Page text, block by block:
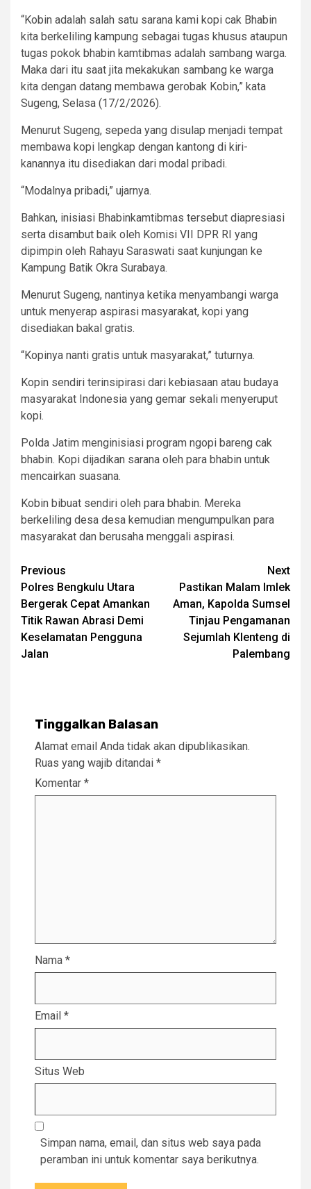
“Kobin adalah salah satu sarana kami kopi cak Bhabin
kita berkeliling kampung sebagai tugas khusus ataupun
tugas pokok bhabin kamtibmas adalah sambang warga.
Maka dari itu saat jita mekakukan sambang ke warga
kita dengan datang membawa gerobak Kobin,” kata
Sugeng, Selasa (17/2/2026).
Menurut Sugeng, sepeda yang disulap menjadi tempat
membawa kopi lengkap dengan kantong di kiri-
kanannya itu disediakan dari modal pribadi.
“Modalnya pribadi,” ujarnya.
Bahkan, inisiasi Bhabinkamtibmas tersebut diapresiasi
serta disambut baik oleh Komisi VII DPR RI yang
dipimpin oleh Rahayu Saraswati saat kunjungan ke
Kampung Batik Okra Surabaya.
Menurut Sugeng, nantinya ketika menyambangi warga
untuk menyerap aspirasi masyarakat, kopi yang
disediakan bakal gratis.
“Kopinya nanti gratis untuk masyarakat,” tuturnya.
Kopin sendiri terinsipirasi dari kebiasaan atau budaya
masyarakat Indonesia yang gemar sekali menyeruput
kopi.
Polda Jatim menginisiasi program ngopi bareng cak
bhabin. Kopi dijadikan sarana oleh para bhabin untuk
mencairkan suasana.
Kobin bibuat sendiri oleh para bhabin. Mereka
berkeliling desa desa kemudian mengumpulkan para
masyarakat dan berusaha menggali aspirasi.
Post
navigation
Previous
Polres Bengkulu Utara
Bergerak Cepat Amankan
Titik Rawan Abrasi Demi
Keselamatan Pengguna
Jalan
Next
Pastikan Malam Imlek
Aman, Kapolda Sumsel
Tinjau Pengamanan
Sejumlah Klenteng di
Palembang
Tinggalkan Balasan
Alamat email Anda tidak akan dipublikasikan.
Ruas yang wajib ditandai *
Komentar *
Nama *
Email *
Situs Web
Simpan nama, email, dan situs web saya pada
peramban ini untuk komentar saya berikutnya.